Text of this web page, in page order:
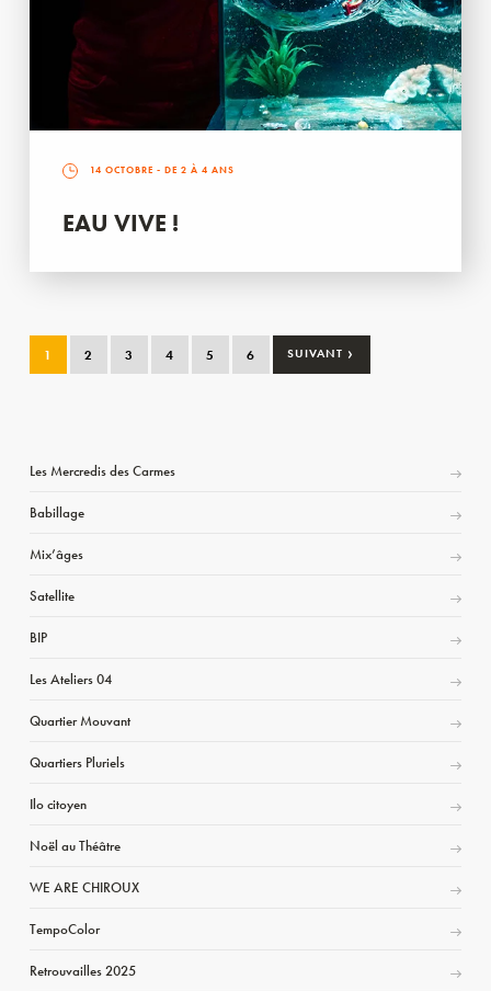
14 OCTOBRE - DE 2 À 4 ANS
EAU VIVE !
1 2 3 4 5 6 SUIVANT ›
Les Mercredis des Carmes
Babillage
Mix’âges
Satellite
BIP
Les Ateliers 04
Quartier Mouvant
Quartiers Pluriels
Ilo citoyen
Noël au Théâtre
WE ARE CHIROUX
TempoColor
Retrouvailles 2025